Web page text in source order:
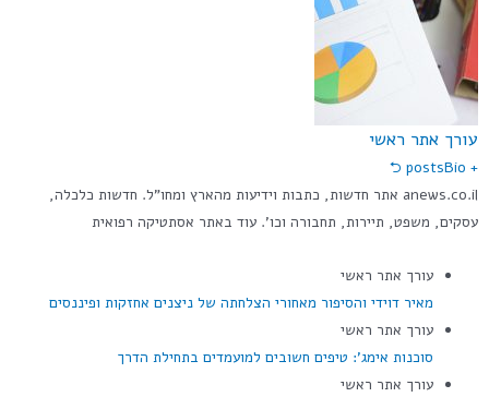
עורך אתר ראשי
+ posts
Bio ⮌
anews.co.il אתר חדשות, כתבות וידיעות מהארץ ומחו"ל. חדשות כלכלה,
עסקים, משפט, תיירות, תחבורה וכו'. עוד באתר אסתטיקה רפואית
עורך אתר ראשי
מאיר דוידי והסיפור מאחורי הצלחתה של ניצנים אחזקות ופיננסים
עורך אתר ראשי
סוכנות אימג': טיפים חשובים למועמדים בתחילת הדרך
עורך אתר ראשי